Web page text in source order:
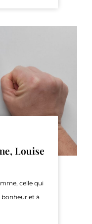
Louise
celle qui
et à